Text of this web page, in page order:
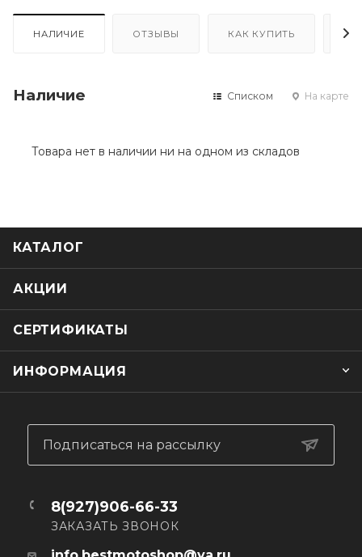
НАЛИЧИЕ ОТЗЫВЫ КАК КУПИТЬ
Наличие Списком На карте
Товара нет в наличии ни на одном из складов
КАТАЛОГ
АКЦИИ
СЕРТИФИКАТЫ
ИНФОРМАЦИЯ
Подписаться на рассылку
8(927)906-66-33
ЗАКАЗАТЬ ЗВОНОК